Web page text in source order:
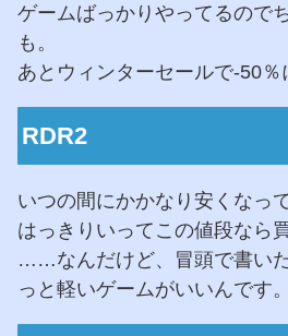
ゲームばっかりやってるので
も。
あとウィンターセールで-50％
RDR2
いつの間にかかなり安くなっ
はっきりいってこの値段なら
……なんだけど、冒頭で書い
っと軽いゲームがいいんです。